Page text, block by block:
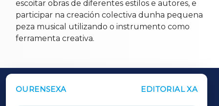
escoitar obras de diferentes estilos e autores, e
participar na creación colectiva dunha pequena
peza musical utilizando o instrumento como
ferramenta creativa.
OURENSEXA EDITORIAL XA
OUTROS PERIÓDICOS